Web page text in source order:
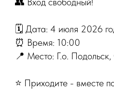
🗓 Дата: 4 июля 2026
⏰ Время: 10:00
📍 Место: Г.о.
⭐️ Приходите - вместе